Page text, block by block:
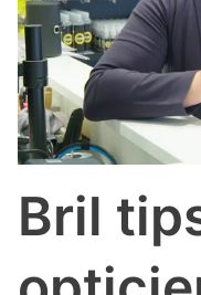
Bril